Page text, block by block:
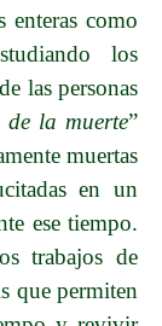
enteras como
los
las personas
de la muerte”
muertas
en un
ese tiempo.
trabajos de
que permiten